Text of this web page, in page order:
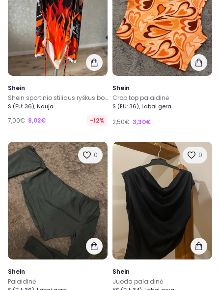
Shein
Shein sportinio stiliaus ryškus bodis su iškirpimais šonuose ir ugnies raštu S dydis
S (EU: 36), Nauja
7,00€ 8,02€ -12%
Shein
Crop top palaidinė
S (EU: 36), Labai gera
2,50€ 3,30€
0
Shein
Palaidinė
0
Shein
Juoda palaidinė